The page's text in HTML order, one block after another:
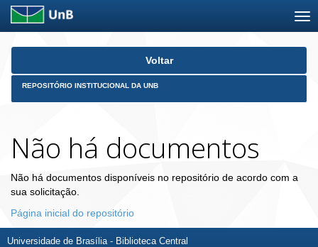
Skip
Voltar
REPOSITÓRIO INSTITUCIONAL DA UNB
Não há documentos
Não há documentos disponíveis no repositório de acordo com a
sua solicitação.
Página inicial do repositório
Universidade de Brasília - Biblioteca Central